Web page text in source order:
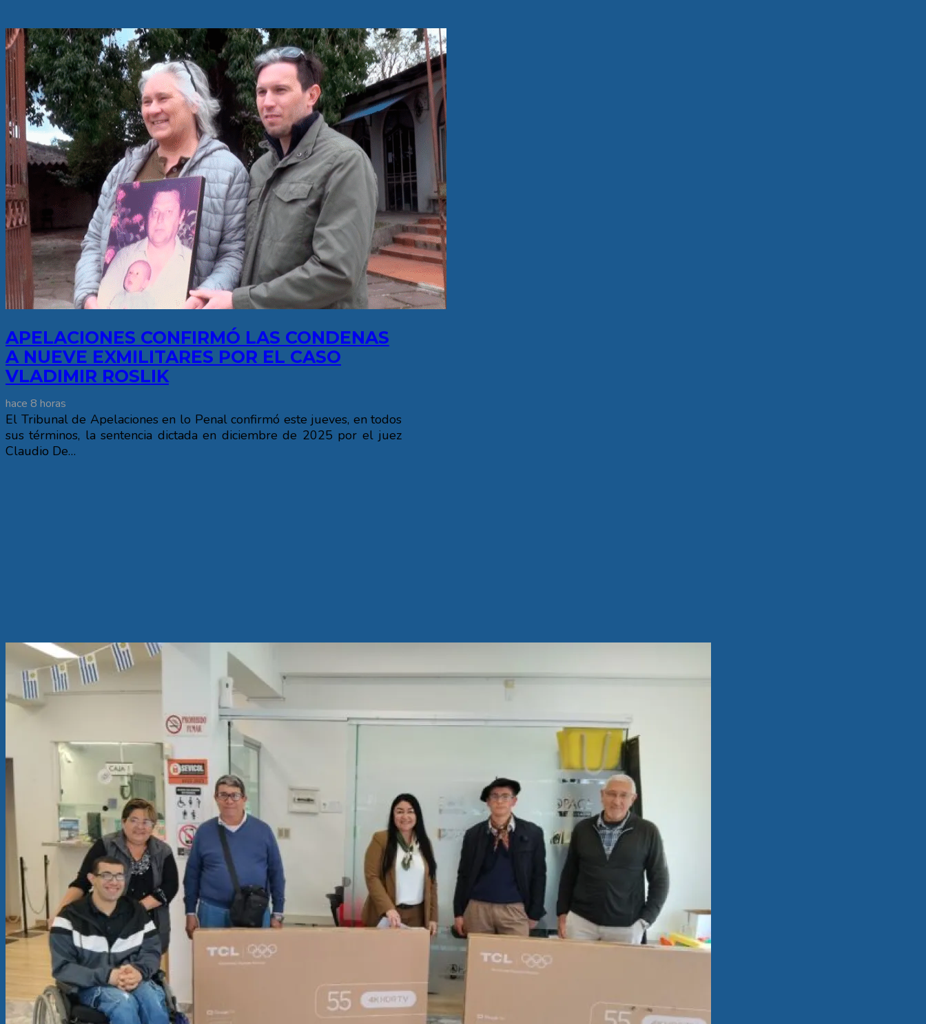
APELACIONES CONFIRMÓ LAS CONDENAS
A NUEVE EXMILITARES POR EL CASO
VLADIMIR ROSLIK
hace 8 horas
El Tribunal de Apelaciones en lo Penal confirmó este jueves, en todos
sus términos, la sentencia dictada en diciembre de 2025 por el juez
Claudio De…